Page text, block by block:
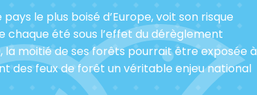
le plus boisé d’Europe, voit son risque
chaque été sous l’effet du dérèglement
la moitié de ses forêts pourrait être exposée à
des feux de forêt un véritable enjeu national